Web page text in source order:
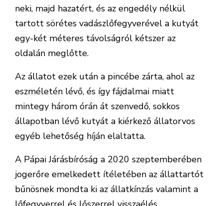
neki, majd hazatért, és az engedély nélkül
tartott sörétes vadászlőfegyverével a kutyát
egy-két méteres távolságról kétszer az
oldalán meglőtte.
Az állatot ezek után a pincébe zárta, ahol az
eszméletén lévő, és így fájdalmai miatt
mintegy három órán át szenvedő, sokkos
állapotban lévő kutyát a kiérkező állatorvos
egyéb lehetőség híján elaltatta.
A Pápai Járásbíróság a 2020 szeptemberében
jogerőre emelkedett ítéletében az állattartót
bűnösnek mondta ki az állatkínzás valamint a